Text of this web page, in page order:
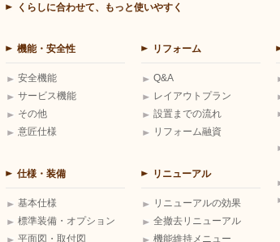
くらしに合わせて、もっと使いやすく
機能・安全性
安全機能
サービス機能
その他
意匠仕様
仕様・装備
基本仕様
標準装備・オプション
平面図・取付図
リフォーム
Q&A
レイアウトプラン
設置までの流れ
リフォーム融資
リニューアル
リニューアルの効果
全撤去リニューアル
機能維持メニュー